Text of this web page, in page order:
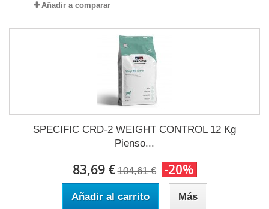
Añadir a comparar
SPECIFIC CRD-2 WEIGHT CONTROL 12 Kg
Pienso...
83,69 € 104,61 € -20%
Añadir al carrito Más